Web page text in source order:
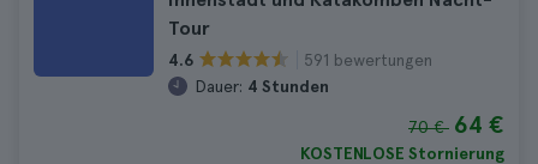
Tour
4.6
591 bewertungen
Dauer: 4 Stunden
70 € 64 €
KOSTENLOSE Stornierung